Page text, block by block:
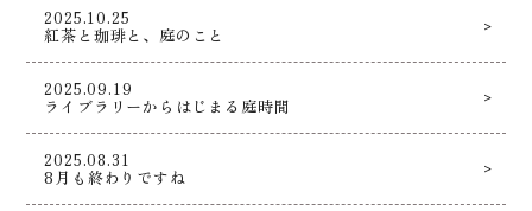
2025.10.25
紅茶と珈琲と、庭のこと
2025.09.19
ライブラリーからはじまる庭時間
2025.08.31
8月も終わりですね